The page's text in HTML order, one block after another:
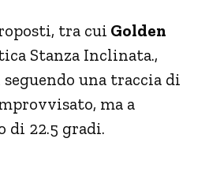
tra cui Golden
Stanza Inclinata.,
una traccia di
ma a
22.5 gradi.